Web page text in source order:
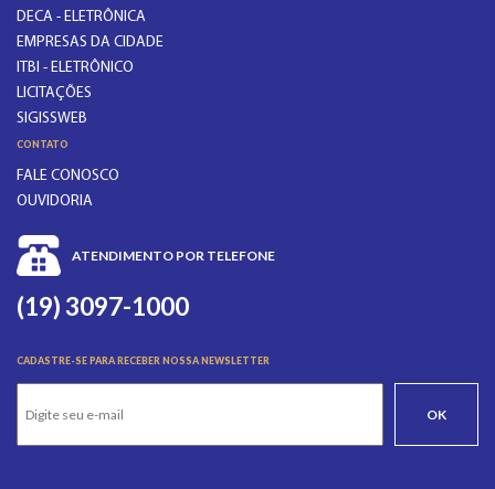
DECA - ELETRÔNICA
EMPRESAS DA CIDADE
ITBI - ELETRÔNICO
LICITAÇÕES
SIGISSWEB
CONTATO
FALE CONOSCO
OUVIDORIA
ATENDIMENTO POR TELEFONE
(19) 3097-1000
CADASTRE-SE PARA RECEBER NOSSA NEWSLETTER
OK